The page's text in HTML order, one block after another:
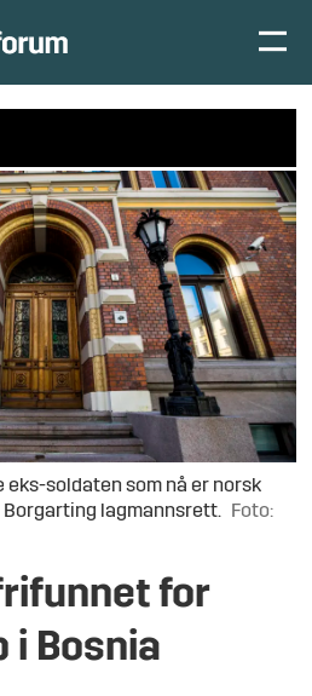
eks-soldaten som nå er norsk
lagmannsrett.
Foto:
for
i Bosnia